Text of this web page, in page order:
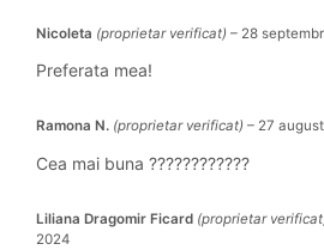
Nicoleta (proprietar verificat) – 28
Preferata mea!
Ramona N. (proprietar verificat) – 27
Cea mai buna ????????????
Liliana Dragomir Ficard (proprietar
2024